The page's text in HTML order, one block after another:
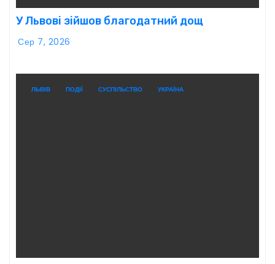
У Львові зійшов благодатний дощ
Сер 7, 2026
ЛЬВІВ ПОДІЇ СУСПІЛЬСТВО УКРАЇНА